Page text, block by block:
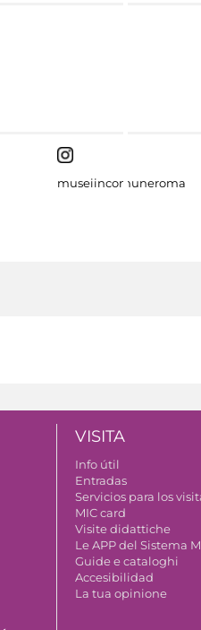
museiincomuneroma
VISITA
Info útil
Entradas
Servicios para los
MIC card
Visite didattiche
Le APP del Sistema
Guide e cataloghi
Accesibilidad
La tua opinione